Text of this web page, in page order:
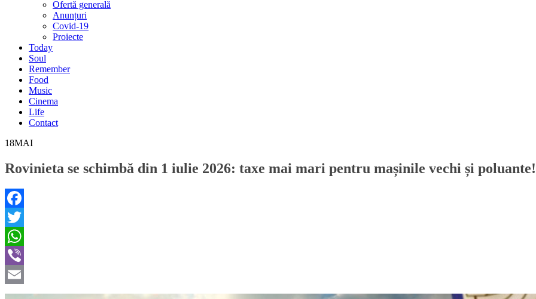
Ofertă generală
Anunțuri
Covid-19
Proiecte
Today
Soul
Remember
Food
Music
Cinema
Life
Contact
18MAI
Rovinieta se schimbă din 1 iulie 2026: taxe mai mari pentru mașinile vechi și poluante!
Facebook
Twitter
WhatsApp
Viber
Email